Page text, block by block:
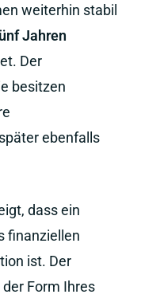
weiterhin stabil
Jahren
Der
besitzen
ebenfalls
dass ein
finanziellen
ist. Der
Form Ihres